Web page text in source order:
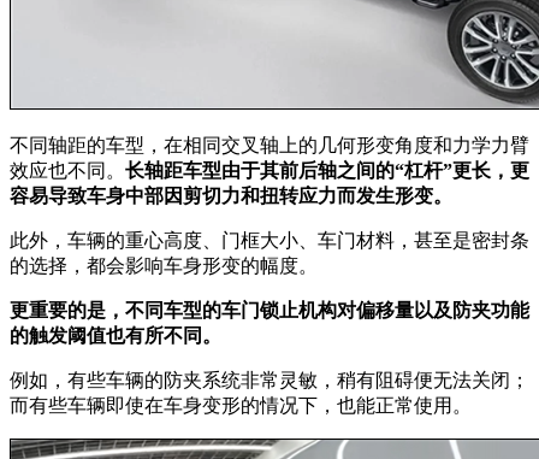
不同轴距的车型，在相同交叉轴上的几何形变角度和力学力臂
效应也不同。 长轴距车型由于其前后轴之间的“杠杆”更长，更
容易导致车身中部因剪切力和扭转应力而发生形变。
此外，车辆的重心高度、门框大小、车门材料，甚至是密封条
的选择，都会影响车身形变的幅度。
更重要的是，不同车型的车门锁止机构对偏移量以及防夹功能
的触发阈值也有所不同。
例如，有些车辆的防夹系统非常灵敏，稍有阻碍便无法关闭；
而有些车辆即使在车身变形的情况下，也能正常使用。